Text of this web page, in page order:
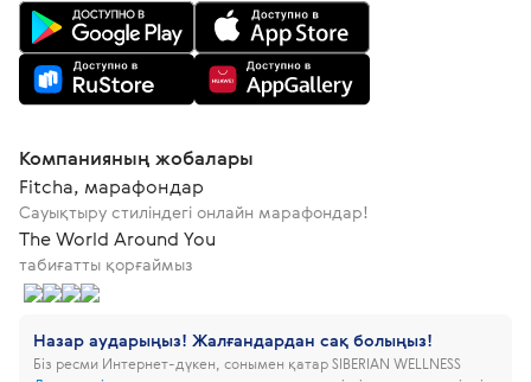
Компанияның жобалары
Fitcha, марафондар
Сауықтыру стиліндегі онлайн марафондар!
The World Around You
табиғатты қорғаймыз
Назар аударыңыз! Жалғандардан сақ болыңыз!
Біз ресми Интернет-дүкен, сонымен қатар SIBERIAN WELLNESS